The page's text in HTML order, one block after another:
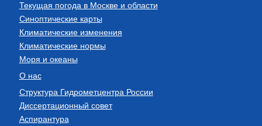
Текущая погода в Москве и области
Синоптические карты
Климатические изменения
Климатические нормы
Моря и океаны
О нас
Структура Гидрометцентра России
Диссертационный совет
Аспирантура